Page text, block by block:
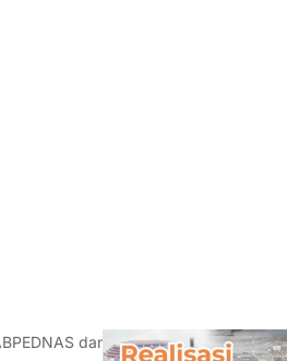
dan SMSI Kerja Sama